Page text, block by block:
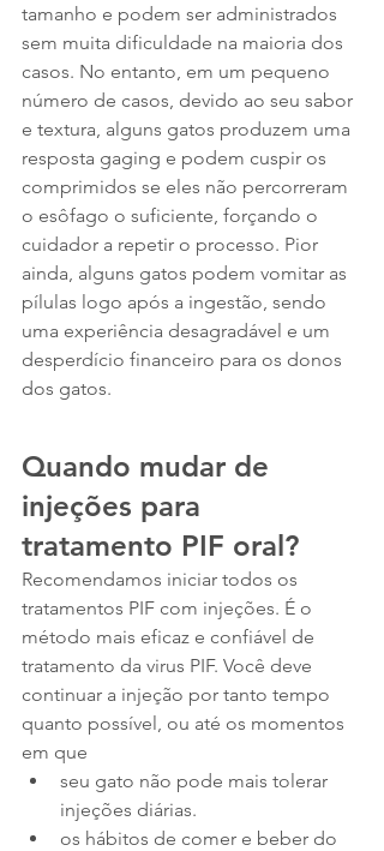
tamanho e podem ser administrados
sem muita dificuldade na maioria dos
casos. No entanto, em um pequeno
número de casos, devido ao seu sabor
e textura, alguns gatos produzem uma
resposta gaging e podem cuspir os
comprimidos se eles não percorreram
o esôfago o suficiente, forçando o
cuidador a repetir o processo. Pior
ainda, alguns gatos podem vomitar as
pílulas logo após a ingestão, sendo
uma experiência desagradável e um
desperdício financeiro para os donos
dos gatos.
Quando mudar de
injeções para
tratamento PIF oral?
Recomendamos iniciar todos os
tratamentos PIF com injeções. É o
método mais eficaz e confiável de
tratamento da virus PIF. Você deve
continuar a injeção por tanto tempo
quanto possível, ou até os momentos
em que
seu gato não pode mais tolerar
injeções diárias.
os hábitos de comer e beber do